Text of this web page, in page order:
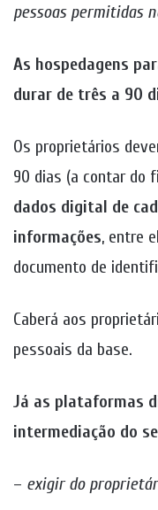
pessoas permitidas
As hospedagens
durar de três a 90
Os proprietários
90 dias (a contar do
dados digital de
informações, entre
documento de
Caberá aos
pessoais da base.
Já as plataformas
intermediação do
– exigir do